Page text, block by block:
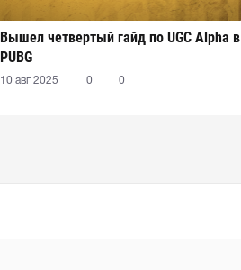
Вышел четвертый гайд по UGC Alpha в
PUBG
10 авг 2025 0 0